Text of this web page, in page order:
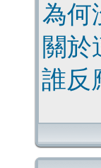
為何
關於
誰反